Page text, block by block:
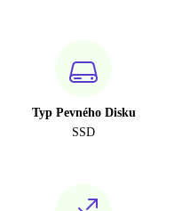
Typ Pevného Disku
SSD